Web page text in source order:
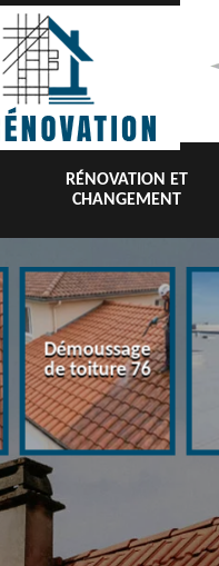
RÉNOVATION ET
CHANGEMENT
Démoussage
de toiture 76